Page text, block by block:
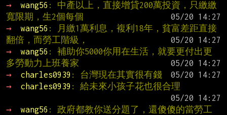
→
wang56 : 中產以上，直接增貸200萬投資，只繳繳
寬限期，生2個每個
→
wang56 : 月繳1萬利息，複利18年，貧富差距直接
翻倍，而勞工階級，
→
wang56 : 補助你5000你用在生活，就要更付出更
多勞動力上班養家
→
charles0939 : 台灣現在其實很有錢
→
charles0939 : 給未來小孩子花也很合理
→
wang56 : 政府都教你送分題了，還傻傻的當勞工